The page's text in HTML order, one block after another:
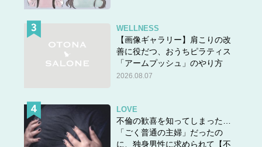
WELLNESS
【画像ギャラリー】肩こりの改
善に役だつ、おうちピラティス
「アームプッシュ」のやり方
2026.08.07
LOVE
不倫の歓喜を知ってしまった…
「ごく普通の主婦」だったの
に、独身男性に求められて【不